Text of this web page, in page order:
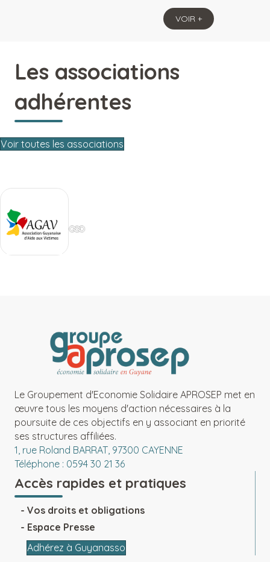
VOIR +
Les associations
adhérentes
Voir toutes les associations
Le Groupement d'Economie Solidaire APROSEP met en
œuvre tous les moyens d'action nécessaires à la
poursuite de ces objectifs en y associant en priorité
ses structures affiliées.
1, rue Roland BARRAT, 97300 CAYENNE
Téléphone : 0594 30 21 36
Accès rapides et pratiques
Vos droits et obligations
Espace Presse
Adhérez à Guyanasso